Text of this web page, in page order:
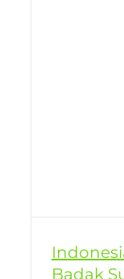
Badak